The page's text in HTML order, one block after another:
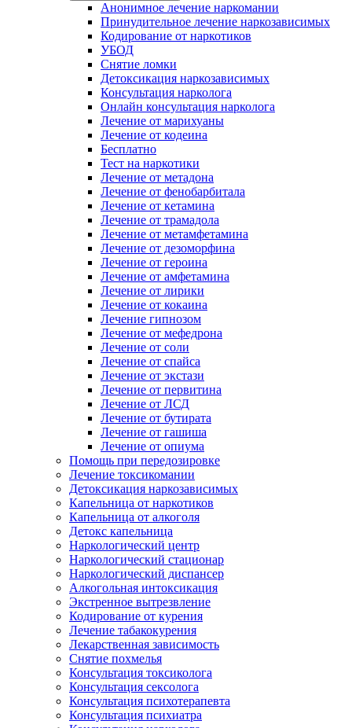
Анонимное лечение наркомании
Принудительное лечение наркозависимых
Кодирование от наркотиков
УБОД
Снятие ломки
Детоксикация наркозависимых
Консультация нарколога
Онлайн консультация нарколога
Лечение от марихуаны
Лечение от кодеина
Бесплатно
Тест на наркотики
Лечение от метадона
Лечение от фенобарбитала
Лечение от кетамина
Лечение от трамадола
Лечение от метамфетамина
Лечение от дезоморфина
Лечение от героина
Лечение от амфетамина
Лечение от лирики
Лечение от кокаина
Лечение гипнозом
Лечение от мефедрона
Лечение от соли
Лечение от спайса
Лечение от экстази
Лечение от первитина
Лечение от ЛСД
Лечение от бутирата
Лечение от гашиша
Лечение от опиума
Помощь при передозировке
Лечение токсикомании
Детоксикация наркозависимых
Капельница от наркотиков
Капельница от алкоголя
Детокс капельница
Наркологический центр
Наркологический стационар
Наркологический диспансер
Алкогольная интоксикация
Экстренное вытрезвление
Кодирование от курения
Лечение табакокурения
Лекарственная зависимость
Снятие похмелья
Консультация токсиколога
Консультация сексолога
Консультация психотерапевта
Консультация психиатра